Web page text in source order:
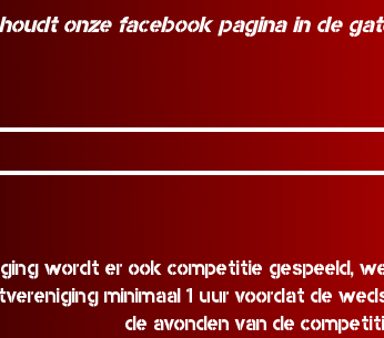
houdt onze facebook pagina in de
wordt er ook competitie gespeeld,
minimaal 1 uur voordat de
de avonden van de